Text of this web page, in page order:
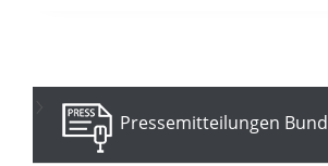
Pressemitteilungen